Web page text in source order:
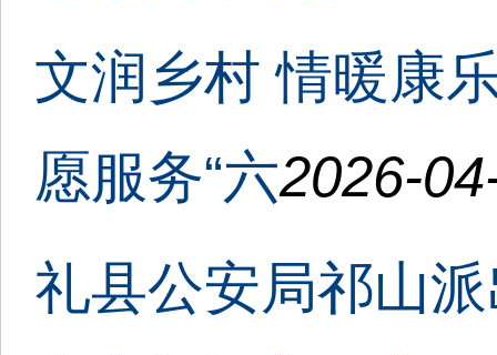
文润乡村 情暖康
愿服务“六2026-
礼县公安局祁山